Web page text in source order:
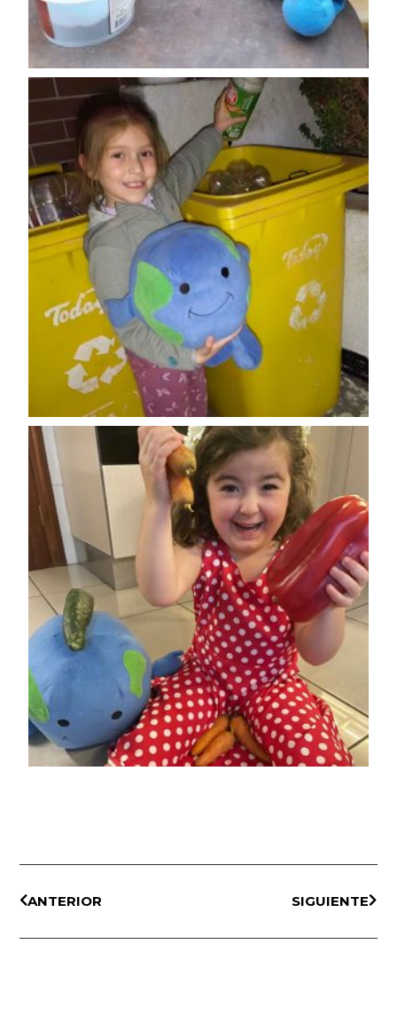
ANTERIOR SIGUIENTE